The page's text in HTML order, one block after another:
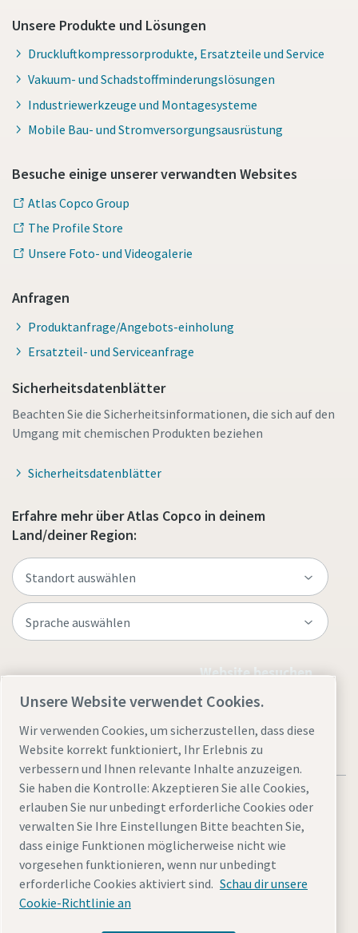
Unsere Produkte und Lösungen
Druckluftkompressorprodukte, Ersatzteile und Service
Vakuum- und Schadstoffminderungslösungen
Industriewerkzeuge und Montagesysteme
Mobile Bau- und Stromversorgungsausrüstung
Besuche einige unserer verwandten Websites
Atlas Copco Group
The Profile Store
Unsere Foto- und Videogalerie
Anfragen
Produktanfrage/Angebots-einholung
Ersatzteil- und Serviceanfrage
Sicherheitsdatenblätter
Beachten Sie die Sicherheitsinformationen, die sich auf den
Umgang mit chemischen Produkten beziehen
Sicherheitsdatenblätter
Erfahre mehr über Atlas Copco in deinem
Land/deiner Region:
Website besuchen
Rechtliche Hinweise und Datenschutzerklärung
Cookies verwaltenBarrierefreiheitSitemap
Unsere Website verwendet Cookies.
Wir verwenden Cookies, um sicherzustellen, dass diese
Website korrekt funktioniert, Ihr Erlebnis zu
verbessern und Ihnen relevante Inhalte anzuzeigen.
Sie haben die Kontrolle: Akzeptieren Sie alle Cookies,
erlauben Sie nur unbedingt erforderliche Cookies oder
verwalten Sie Ihre Einstellungen Bitte beachten Sie,
dass einige Funktionen möglicherweise nicht wie
vorgesehen funktionieren, wenn nur unbedingt
erforderliche Cookies aktiviert sind. Schau dir unsere
Cookie-Richtlinie an